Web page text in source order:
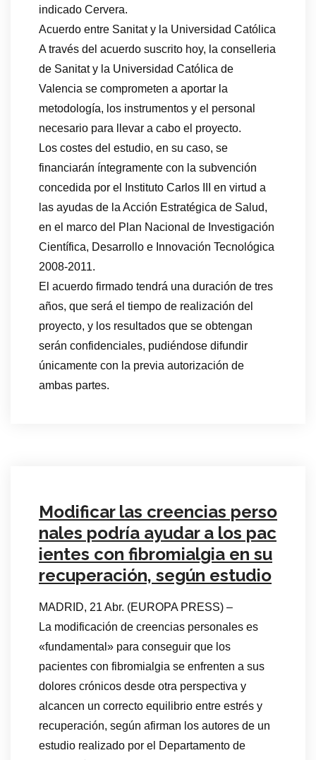
indicado Cervera.
Acuerdo entre Sanitat y la Universidad Católica
A través del acuerdo suscrito hoy, la conselleria
de Sanitat y la Universidad Católica de
Valencia se comprometen a aportar la
metodología, los instrumentos y el personal
necesario para llevar a cabo el proyecto.
Los costes del estudio, en su caso, se
financiarán íntegramente con la subvención
concedida por el Instituto Carlos III en virtud a
las ayudas de la Acción Estratégica de Salud,
en el marco del Plan Nacional de Investigación
Científica, Desarrollo e Innovación Tecnológica
2008-2011.
El acuerdo firmado tendrá una duración de tres
años, que será el tiempo de realización del
proyecto, y los resultados que se obtengan
serán confidenciales, pudiéndose difundir
únicamente con la previa autorización de
ambas partes.
Modificar las creencias perso
nales podría ayudar a los pac
ientes con fibromialgia en su
recuperación, según estudio
MADRID, 21 Abr. (EUROPA PRESS) –
La modificación de creencias personales es
«fundamental» para conseguir que los
pacientes con fibromialgia se enfrenten a sus
dolores crónicos desde otra perspectiva y
alcancen un correcto equilibrio entre estrés y
recuperación, según afirman los autores de un
estudio realizado por el Departamento de